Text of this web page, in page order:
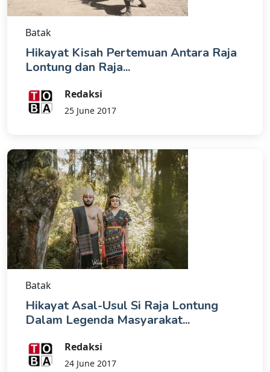
Batak
Hikayat Kisah Pertemuan Antara Raja
Lontung dan Raja...
Redaksi
25 June 2017
Batak
Hikayat Asal-Usul Si Raja Lontung
Dalam Legenda Masyarakat...
Redaksi
24 June 2017